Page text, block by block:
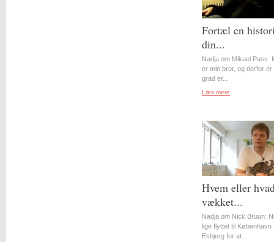
Fortæl en
din...
Nadja om Mikael Pass:
er min bror, og derfor er
grad er...
Læs mere
Hvem eller
vækket...
Nadja om Nick Bruun:
lige flyttet til København
Esbjerg for at...